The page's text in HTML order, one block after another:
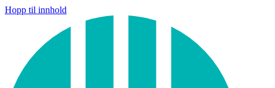
Hopp til innhold